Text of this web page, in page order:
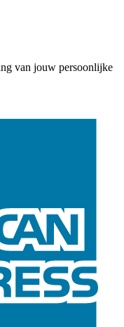
van jouw persoonlijke